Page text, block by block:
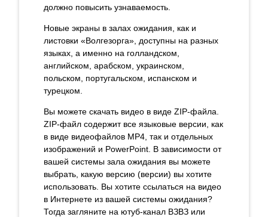
должно повысить узнаваемость.
Новые экраны в залах ожидания, как и
листовки «Волгезорга», доступны на разных
языках, а именно на голландском,
английском, арабском, украинском,
польском, португальском, испанском и
турецком.
Вы можете скачать видео в виде ZIP-файла.
ZIP-файл содержит все языковые версии, как
в виде видеофайлов MP4, так и отдельных
изображений и PowerPoint. В зависимости от
вашей системы зала ожидания вы можете
выбрать, какую версию (версии) вы хотите
использовать. Вы хотите ссылаться на видео
в Интернете из вашей системы ожидания?
Тогда загляните на ютуб-канал ВЗВЗ или